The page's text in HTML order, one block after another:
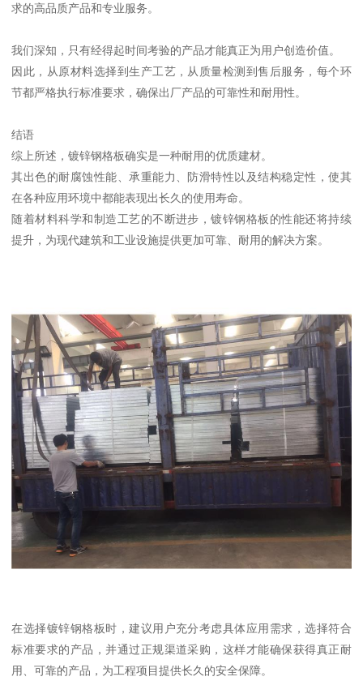
求的高品质产品和专业服务。
我们深知，只有经得起时间考验的产品才能真正为用户创造价值。
因此，从原材料选择到生产工艺，从质量检测到售后服务，每个环
节都严格执行标准要求，确保出厂产品的可靠性和耐用性。
结语
综上所述，镀锌钢格板确实是一种耐用的优质建材。
其出色的耐腐蚀性能、承重能力、防滑特性以及结构稳定性，使其
在各种应用环境中都能表现出长久的使用寿命。
随着材料科学和制造工艺的不断进步，镀锌钢格板的性能还将持续
提升，为现代建筑和工业设施提供更加可靠、耐用的解决方案。
在选择镀锌钢格板时，建议用户充分考虑具体应用需求，选择符合
标准要求的产品，并通过正规渠道采购，这样才能确保获得真正耐
用、可靠的产品，为工程项目提供长久的安全保障。